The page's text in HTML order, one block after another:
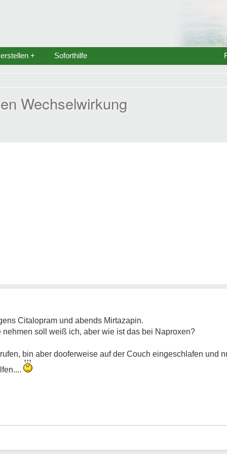
+ Soforthilfe
Wechselwirkung
Citalopram und abends Mirtazapin.
soll weiß ich, aber wie ist das bei Naproxen?
bin aber dooferweise auf der Couch eingeschlafen und